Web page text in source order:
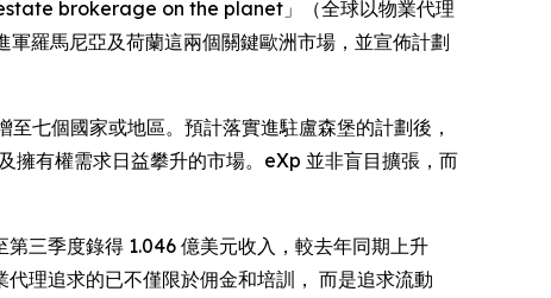
brokerage on the planet」（全球以物業代理
羅馬尼亞及荷蘭這兩個關鍵歐洲市場，並宣佈計劃
七個國家或地區。預計落實進駐盧森堡的計劃後，
擁有權需求日益攀升的市場。eXp 並非盲目擴張，而
季度錄得 1.046 億美元收入，較去年同期上升
理追求的已不僅限於佣金和培訓， 而是追求流動